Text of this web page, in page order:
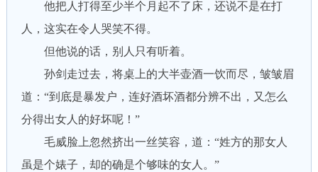
他把人打得至少半个月起不了床，还说不是在打
人，这实在令人哭笑不得。
但他说的话，别人只有听着。
孙剑走过去，将桌上的大半壶酒一饮而尽，皱皱眉
道：“到底是暴发户，连好酒坏酒都分辨不出，又怎么
分得出女人的好坏呢！”
毛威脸上忽然挤出一丝笑容，道：“姓方的那女人
虽是个婊子，却的确是个够味的女人。”